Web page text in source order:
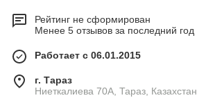
Рейтинг не сформирован
Менее 5 отзывов за последний год
Работает с 06.01.2015
г. Тараз
Ниеткалиева 70А, Тараз, Казахстан